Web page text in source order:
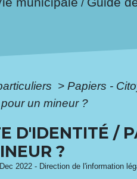
/
> Papiers -
un mineur ?
D'IDENTITÉ /
?
2022 - Direction de l'information